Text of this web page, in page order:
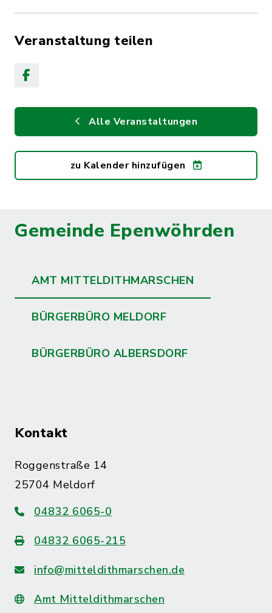
Veranstaltung teilen
Alle Veranstaltungen
zu Kalender hinzufügen
Gemeinde Epenwöhrden
AMT MITTELDITHMARSCHEN
BÜRGERBÜRO MELDORF
BÜRGERBÜRO ALBERSDORF
Kontakt
Roggenstraße 14
25704 Meldorf
04832 6065-0
04832 6065-215
info@mitteldithmarschen.de
Amt Mitteldithmarschen